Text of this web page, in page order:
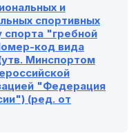
и
спортивных
спорта "гребной
код вида
Минспортом
"Федерация
(ред. от